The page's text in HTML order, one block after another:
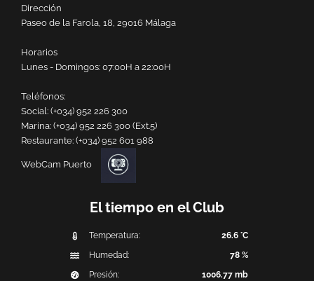
Dirección
Paseo de la Farola, 18, 29016 Málaga
Horarios
Lunes - Domingos: 07:00H a 22:00H
Teléfonos:
Social: (+034) 952 226 300
Marina: (+034) 952 226 300 (Ext.5)
Restaurante: (+034) 952 601 988
WebCam Puerto
El tiempo en el Club
Temperatura:
26.6 °C
Humedad:
78 %
Presión:
1006.77 mb